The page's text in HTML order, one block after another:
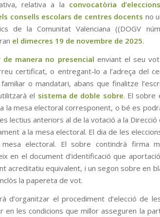
relativa a la convocatòria
consells escolars de centres docents no
de la Comunitat Valenciana ((DOGV
el dimecres 19 de novembre de 2025.
manera no presencial enviant el seu
certificat, o entregant-lo a l’adreça del
o mandatari, abans que finalitze
el sistema de doble sobre. El sobre
la mesa electoral corresponent, o bé es
lectius anteriors al de la votació a la
a la mesa electoral. El dia de les
electoral. El sobre contindrà firma
en el document d’identificació que
acreditatiu equivalent, i un segon sobre en
la papereta de vot.
d’organitzar el procediment d’elecció de
en les condicions que millor asseguren la